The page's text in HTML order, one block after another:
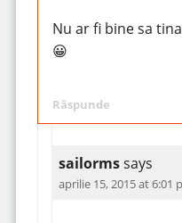
Nu ar fi bine sa
😀
Răspunde
sailormssays
aprilie 15, 2015 at 6:01